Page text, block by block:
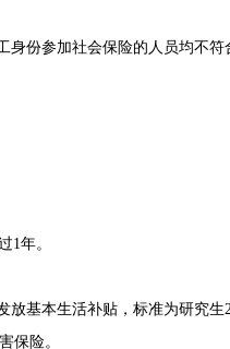
份参加社会保险的人员均不符
年。
本生活补贴，标准为研究生
保险。